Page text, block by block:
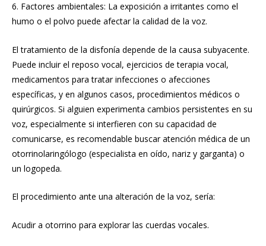
6. Factores ambientales: La exposición a irritantes como el
humo o el polvo puede afectar la calidad de la voz.
El tratamiento de la disfonía depende de la causa subyacente.
Puede incluir el reposo vocal, ejercicios de terapia vocal,
medicamentos para tratar infecciones o afecciones
específicas, y en algunos casos, procedimientos médicos o
quirúrgicos. Si alguien experimenta cambios persistentes en su
voz, especialmente si interfieren con su capacidad de
comunicarse, es recomendable buscar atención médica de un
otorrinolaringólogo (especialista en oído, nariz y garganta) o
un logopeda.
El procedimiento ante una alteración de la voz, sería:
Acudir a otorrino para explorar las cuerdas vocales.